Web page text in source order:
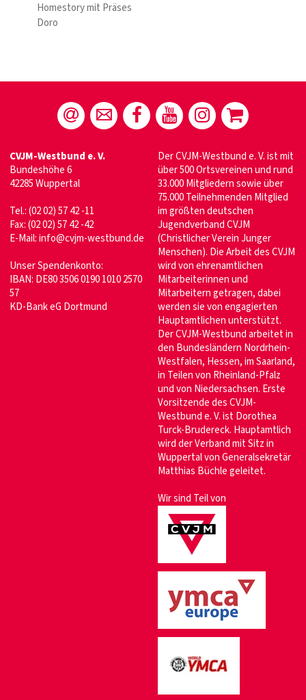
Homestory mit Präses
Doro
CVJM-Westbund e. V.
Bundeshöhe 6
42285 Wuppertal
Tel.: (02 02) 57 42 -11
Fax: (02 02) 57 42 -42
E-Mail:info@cvjm-westbund.de
Unser Spendenkonto:
IBAN: DE80 3506 0190 1010 2570
57
KD-Bank eG Dortmund
Der CVJM-Westbund e. V. ist mit
über 500 Ortsvereinen und rund
33.000 Mitgliedern sowie über
75.000 Teilnehmenden Mitglied
im größten deutschen
Jugendverband CVJM
(Christlicher Verein Junger
Menschen). Die Arbeit des CVJM
wird von ehrenamtlichen
Mitarbeiterinnen und
Mitarbeitern getragen, dabei
werden sie von engagierten
Hauptamtlichen unterstützt.
Der CVJM-Westbund arbeitet in
den Bundesländern Nordrhein-
Westfalen, Hessen, im Saarland,
in Teilen von Rheinland-Pfalz
und von Niedersachsen. Erste
Vorsitzende des CVJM-
Westbund e. V. ist Dorothea
Turck-Brudereck. Hauptamtlich
wird der Verband mit Sitz in
Wuppertal von Generalsekretär
Matthias Büchle geleitet.
Wir sind Teil von